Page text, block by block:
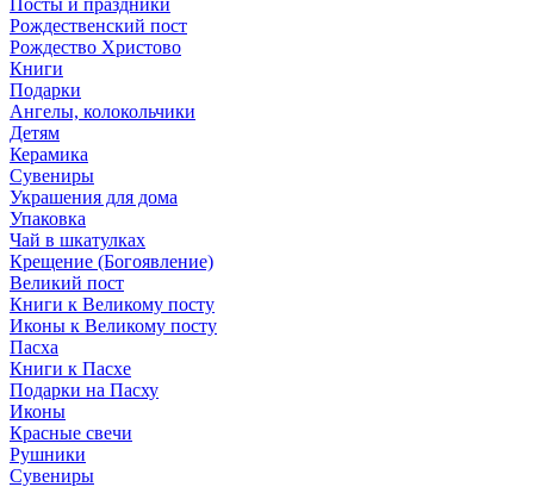
Посты и праздники
Рождественский пост
Рождество Христово
Книги
Подарки
Ангелы, колокольчики
Детям
Керамика
Сувениры
Украшения для дома
Упаковка
Чай в шкатулках
Крещение (Богоявление)
Великий пост
Книги к Великому посту
Иконы к Великому посту
Пасха
Книги к Пасхе
Подарки на Пасху
Иконы
Красные свечи
Рушники
Сувениры